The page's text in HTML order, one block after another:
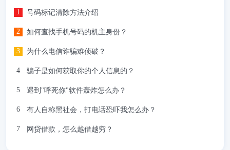
号码标记清除方法介绍
如何查找手机号码的机主身份？
为什么电信诈骗难侦破？
骗子是如何获取你的个人信息的？
遇到"呼死你"软件轰炸怎么办？
有人自称黑社会，打电话恐吓我怎么办？
网贷借款，怎么越借越穷？